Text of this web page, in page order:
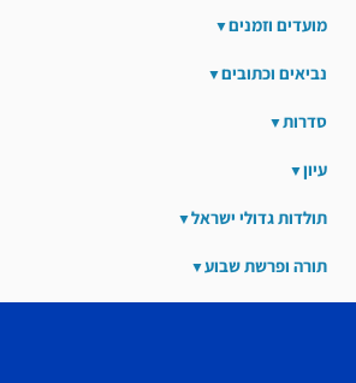
מועדים וזמנים
נביאים וכתובים
סדרות
עיון
תולדות גדולי ישראל
תורה ופרשת שבוע